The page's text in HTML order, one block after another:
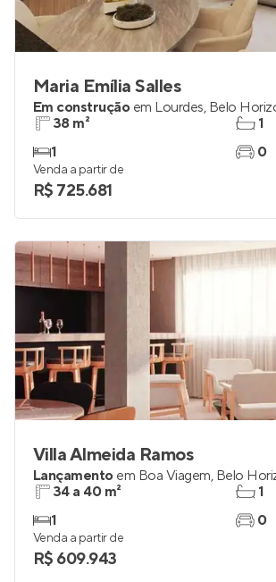
Maria Emília Salles
Em construção em Lourdes, Belo
38 m²
1
1
0
Venda a partir de
R$ 725.681
Villa Almeida Ramos
Lançamento em Boa Viagem, Belo
34 a 40 m²
1
1
0
Venda a partir de
R$ 609.943